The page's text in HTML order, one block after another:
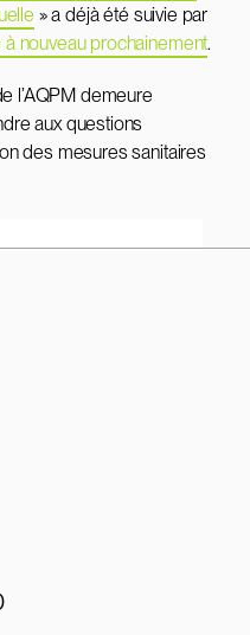
» a déjà été suivie par
nouveau prochainement.
l’AQPM demeure
aux questions
des mesures sanitaires